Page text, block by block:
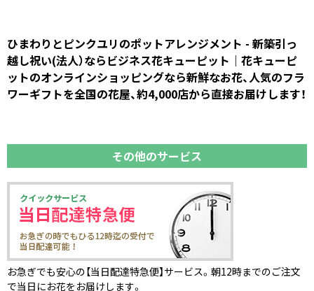
ひまわりとピンクユリのポットアレンジメント - 新築引っ
越し祝い(法人）ならビジネス花キューピット｜花キューピ
ットのオンラインショッピングなら新鮮なお花、人気のフラ
ワーギフトを全国の花屋、約4,000店から直接お届けします！
その他のサービス
お急ぎでも安心の【当日配達特急便】サービス。朝12時までのご注文
で当日にお花をお届けします。